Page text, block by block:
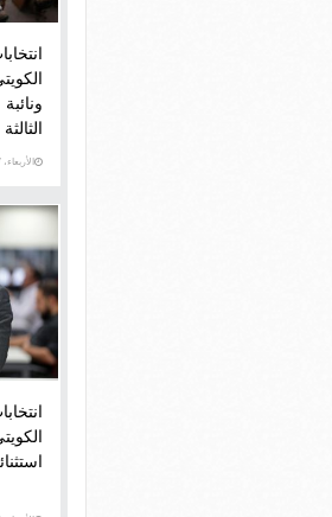
الثالثة
الأربعاء، 07 يونيو 2023 10:19 ص